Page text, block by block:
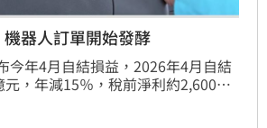
器人訂單開始發酵
今年4月自結損益，2026年4月自結
，年減15％，稅前淨利約2,600萬
、152％、152％。麗清戮力推動汽